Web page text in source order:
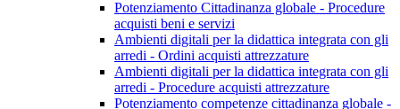
Potenziamento Cittadinanza globale - Procedure
acquisti beni e servizi
Ambienti digitali per la didattica integrata con gli
arredi - Ordini acquisti attrezzature
Ambienti digitali per la didattica integrata con gli
arredi - Procedure acquisti attrezzature
Potenziamento competenze cittadinanza globale -